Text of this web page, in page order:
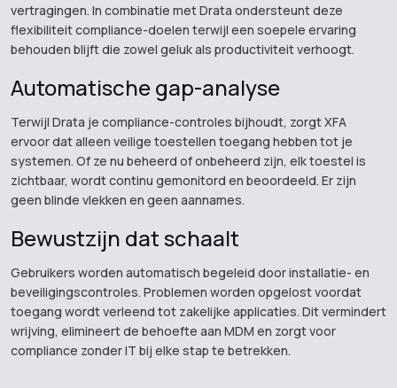
vertragingen. In combinatie met Drata ondersteunt deze
flexibiliteit compliance-doelen terwijl een soepele ervaring
behouden blijft die zowel geluk als productiviteit verhoogt.
Automatische gap-analyse
Terwijl Drata je compliance-controles bijhoudt, zorgt XFA
ervoor dat alleen veilige toestellen toegang hebben tot je
systemen. Of ze nu beheerd of onbeheerd zijn, elk toestel is
zichtbaar, wordt continu gemonitord en beoordeeld. Er zijn
geen blinde vlekken en geen aannames.
Bewustzijn dat schaalt
Gebruikers worden automatisch begeleid door installatie- en
beveiligingscontroles. Problemen worden opgelost voordat
toegang wordt verleend tot zakelijke applicaties. Dit vermindert
wrijving, elimineert de behoefte aan MDM en zorgt voor
compliance zonder IT bij elke stap te betrekken.